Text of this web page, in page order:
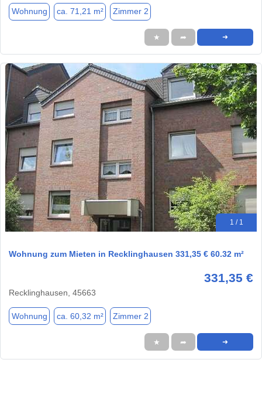
Wohnung ca. 71,21 m² Zimmer 2
★ ➦ ➜
1 / 1
Wohnung zum Mieten in Recklinghausen 331,35 € 60.32 m²
331,35 €
Recklinghausen, 45663
Wohnung ca. 60,32 m² Zimmer 2
★ ➦ ➜